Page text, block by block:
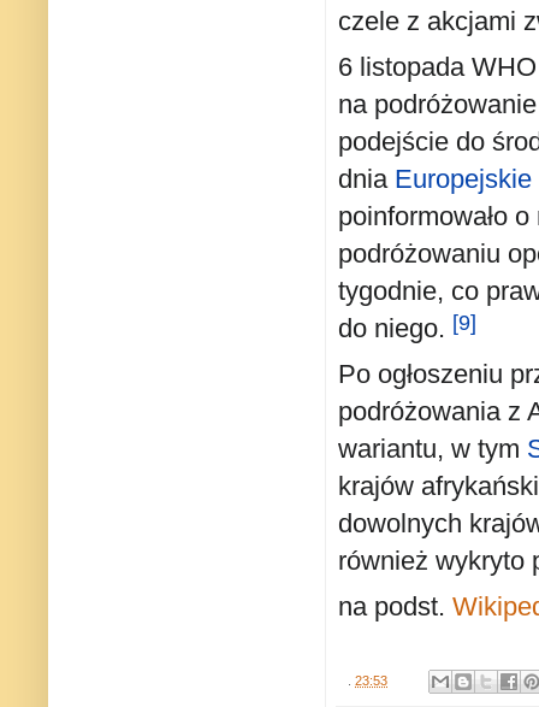
czele z akcjami
6 listopada
na
podejście do
dnia
poinformowało
podróżowaniu
tygodnie, co
do niego. [9]
Po ogłoszeniu
podróżowania z
wariantu, w tym
krajów
dowolnych
również wykryto
na podst.
23:53